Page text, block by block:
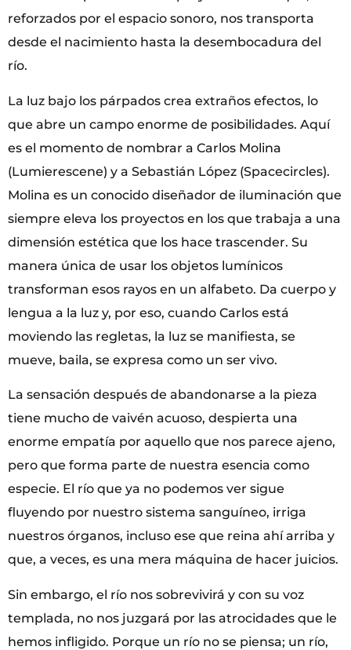
reforzados por el espacio sonoro, nos transporta
desde el nacimiento hasta la desembocadura del
río.
La luz bajo los párpados crea extraños efectos, lo
que abre un campo enorme de posibilidades. Aquí
es el momento de nombrar a Carlos Molina
(Lumierescene) y a Sebastián López (Spacecircles).
Molina es un conocido diseñador de iluminación que
siempre eleva los proyectos en los que trabaja a una
dimensión estética que los hace trascender. Su
manera única de usar los objetos lumínicos
transforman esos rayos en un alfabeto. Da cuerpo y
lengua a la luz y, por eso, cuando Carlos está
moviendo las regletas, la luz se manifiesta, se
mueve, baila, se expresa como un ser vivo.
La sensación después de abandonarse a la pieza
tiene mucho de vaivén acuoso, despierta una
enorme empatía por aquello que nos parece ajeno,
pero que forma parte de nuestra esencia como
especie. El río que ya no podemos ver sigue
fluyendo por nuestro sistema sanguíneo, irriga
nuestros órganos, incluso ese que reina ahí arriba y
que, a veces, es una mera máquina de hacer juicios.
Sin embargo, el río nos sobrevivirá y con su voz
templada, no nos juzgará por las atrocidades que le
hemos infligido. Porque un río no se piensa; un río,